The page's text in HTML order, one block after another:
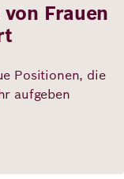
Frauen
Positionen, die
aufgeben